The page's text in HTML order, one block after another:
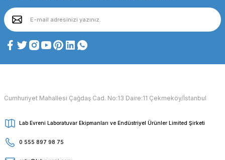
Cumhuriyet Mahallesi Çağdaş Cad. No:13 Daire:11 Çekmeköy/İstanbul
Lab Evreni Laboratuvar Ekipmanları ve Endüstriyel Ürünler Limited Şirketi
0 555 897 98 75